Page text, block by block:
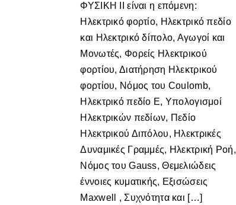
ΦΥΣΙΚΗ ΙΙ είναι η επόμενη:
Ηλεκτρικό φορτίο, Ηλεκτρικό πεδίο
και Ηλεκτρικό δίπολο, Αγωγοί και
Μονωτές, Φορείς Ηλεκτρικού
φορτίου, Διατήρηση Ηλεκτρικού
φορτίου, Νόμος του Coulomb,
Ηλεκτρικό πεδίο Ε, Υπολογισμοί
Ηλεκτρικών πεδίων, Πεδίο
Ηλεκτρικού Διπόλου, Ηλεκτρικές
Δυναμικές Γραμμές, Ηλεκτρική Ροή,
Νόμος του Gauss, Θεμελιώδεις
έννοιες κυματικής, Εξισώσεις
Maxwell , Συχνότητα και […]